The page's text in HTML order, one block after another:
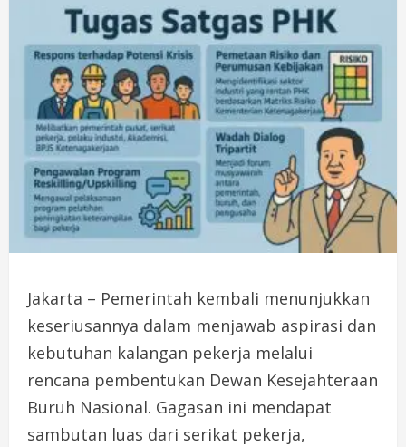
Jakarta – Pemerintah kembali menunjukkan
keseriusannya dalam menjawab aspirasi dan
kebutuhan kalangan pekerja melalui
rencana pembentukan Dewan Kesejahteraan
Buruh Nasional. Gagasan ini mendapat
sambutan luas dari serikat pekerja,